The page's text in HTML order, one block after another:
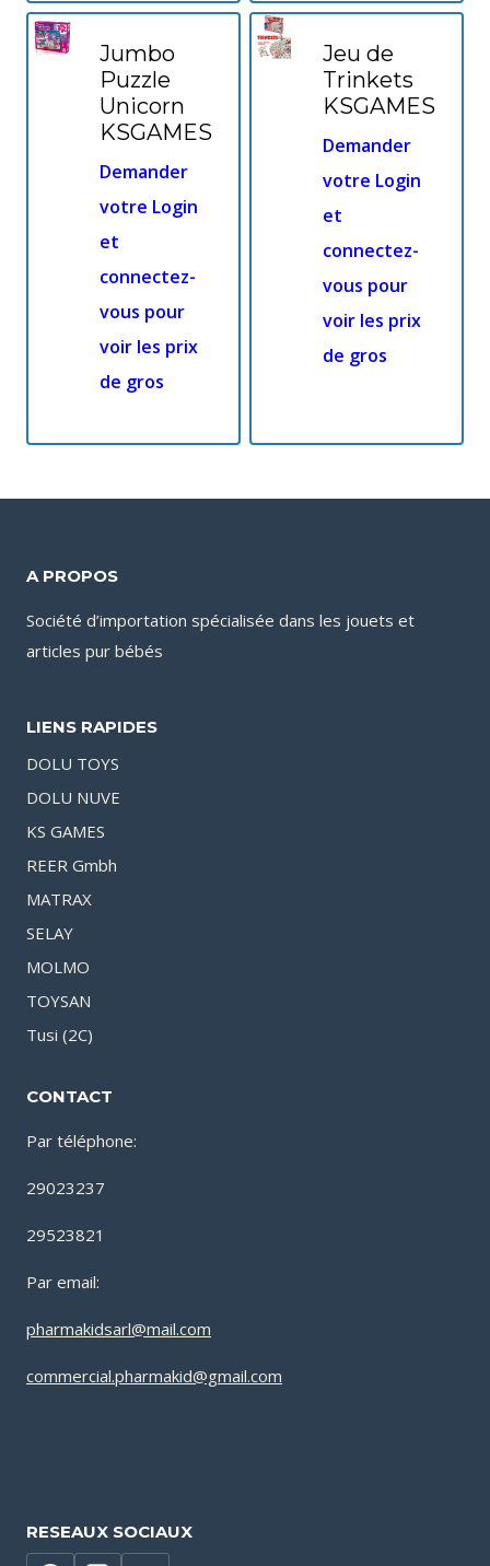
Jumbo
Puzzle
Unicorn
KSGAMES
Demander
votre Login
et
connectez-
vous pour
voir les prix
de gros
Jeu de
Trinkets
KSGAMES
Demander
votre Login
et
connectez-
vous pour
voir les prix
de gros
A PROPOS
Société d’importation spécialisée dans les jouets et
articles pur bébés
LIENS RAPIDES
DOLU TOYS
DOLU NUVE
KS GAMES
REER Gmbh
MATRAX
SELAY
MOLMO
TOYSAN
Tusi (2C)
CONTACT
Par téléphone:
29023237
29523821
Par email:
pharmakidsarl@mail.com
commercial.pharmakid@gmail.com
RESEAUX SOCIAUX